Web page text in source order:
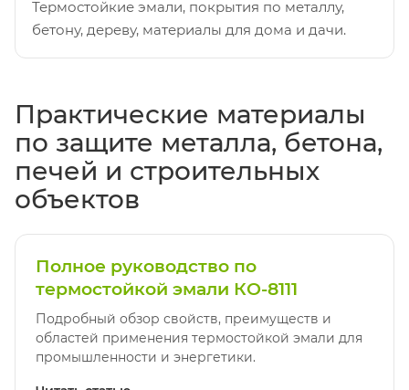
Термостойкие эмали, покрытия по металлу,
бетону, дереву, материалы для дома и дачи.
Практические материалы
по защите металла, бетона,
печей и строительных
объектов
Полное руководство по
термостойкой эмали КО-8111
Подробный обзор свойств, преимуществ и
областей применения термостойкой эмали для
промышленности и энергетики.